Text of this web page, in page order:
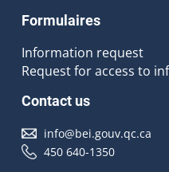
Formulaires
Information request
Request for access to
Contact us
info@bei.gouv.qc.ca
450 640-1350